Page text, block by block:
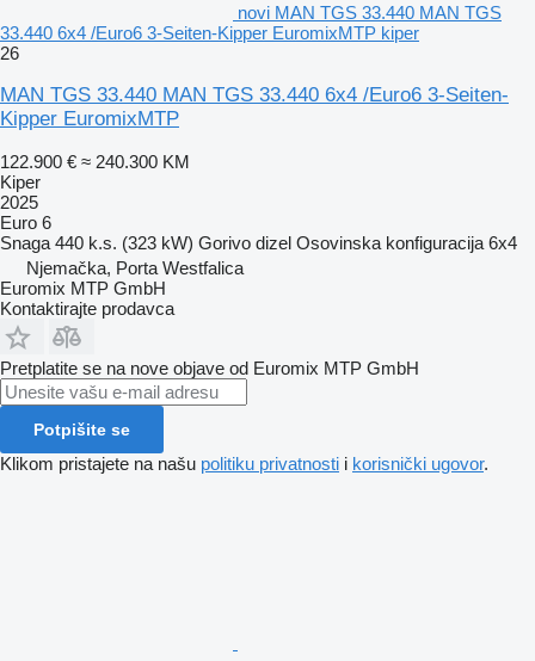
novi MAN TGS 33.440 MAN TGS
33.440 6x4 /Euro6 3-Seiten-Kipper EuromixMTP kiper
26
MAN TGS 33.440 MAN TGS 33.440 6x4 /Euro6 3-Seiten-
Kipper EuromixMTP
122.900 € ≈ 240.300 KM
Kiper
2025
Euro 6
Snaga 440 k.s. (323 kW) Gorivo dizel Osovinska konfiguracija 6x4
Njemačka, Porta Westfalica
Euromix MTP GmbH
Kontaktirajte prodavca
Pretplatite se na nove objave od Euromix MTP GmbH
Potpišite se
Klikom pristajete na našu politiku privatnosti i korisnički ugovor.